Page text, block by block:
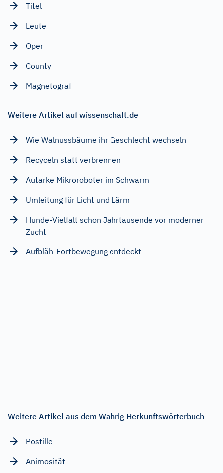
Titel
Leute
Oper
County
Magnetograf
Weitere Artikel auf wissenschaft.de
Wie Walnussbäume ihr Geschlecht wechseln
Recyceln statt verbrennen
Autarke Mikroroboter im Schwarm
Umleitung für Licht und Lärm
Hunde-Vielfalt schon Jahrtausende vor moderner
Zucht
Aufbläh-Fortbewegung entdeckt
Weitere Artikel aus dem Wahrig Herkunftswörterbuch
Postille
Animosität